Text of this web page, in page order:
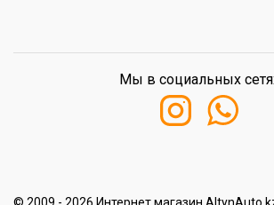
Мы в социальных